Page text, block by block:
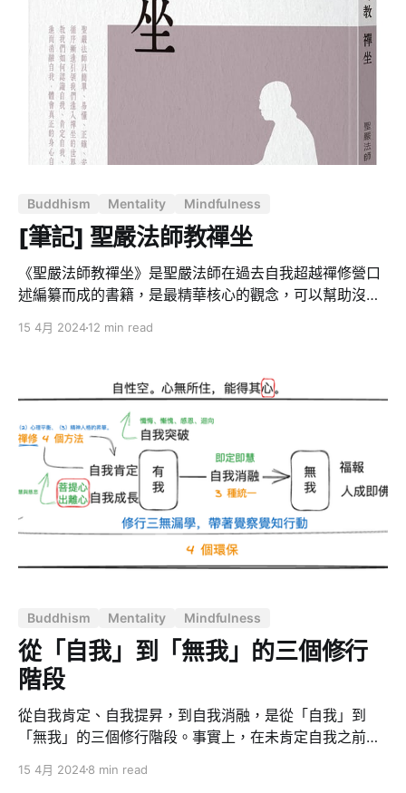
些被隱藏或被忽視的部分。 能量虛耗：不認識自我的後果
對於許多人來說，自我認識似乎是一個很玄的概念，要不
覺得自己已經很認識自己的不然就是不知道從何更認識自
己。實際上認識自己是實現個人完整性的前提。 不完全的
自我認識導致內心的矛盾和衝突，這些內在的分裂不僅消
耗巨大的心理能量，還會影響個人的行為決策和人際關
係。當一個人無法認識真實的自我，他們的行為可能與內
在的價值觀和信念不一致，從而導致完整一致性的喪失。
誤的目標，從而浪費精力在不符合內在價值的事物上。例
如，一個人可能因為社會壓力而追求高收入的職業，而忽
視了自己真正的熱情與興趣。這種不一致不僅使人感到精
疲力竭，也
Buddhism Mentality Mindfulness
[筆記] 聖嚴法師教禪坐
《聖嚴法師教禪坐》是聖嚴法師在過去自我超越禪修營口
述編纂而成的書籍，是最精華核心的觀念，可以幫助沒有
合禪修營上課心得以及讀書筆記整理而成。 「禪坐」是打
（Meditation）的意思，但它更具體地指向佛教禪宗的修
行方法。冥想和思考不一樣，思考是集中精神去想一特定
的事物，冥想則讓自己的頭腦完全放鬆使之處於很寧靜、
明淨、空靈的狀態。有人將這樣的活動比喻為跟自我的心
靈約會。 禪修的目的：幫助我們開悟 學佛修禪目標之
一：透過內在的洞察和覺醒，達到解脫和悟道。 學佛修禪
的最基本要求是先有自知之明，健全人格，建立信心，最
後再學習菩薩精神，培養智慧和慈悲，發菩提心。禪修功
能的三個層次由低至高為：（1）身體健康、（2）心理平
以利益所有眾生，自利利人的修行者。 * 如何自利？ 使自
己少一些煩惱，多一些智慧。 * 如何利人？ 讓自己多一些
慈悲的心腸，讓別人少一些苦難的困擾。 * 如何才有智
慧？
15 4月 202412 min read
Buddhism Mentality Mindfulness
從「自我」到「無我」的三個修行
階段
從自我肯定、自我提昇，到自我消融，是從「自我」到
「無我」的三個修行階段。事實上，在未肯定自我之前，
定」練習起。 （這篇原本是計劃要寫在 [心得] 法鼓山
15 4月 20248 min read